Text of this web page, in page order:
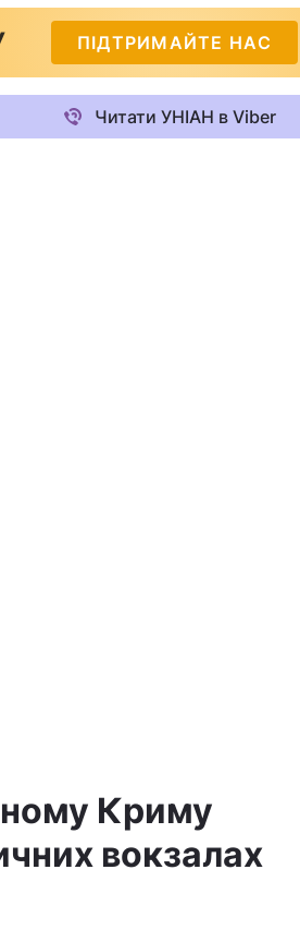
ПІДТРИМАЙТЕ НАС
Читати УНІАН в Viber
Криму
вокзалах